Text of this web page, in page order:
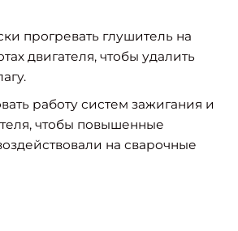
прогревать глушитель на
двигателя, чтобы удалить
работу систем зажигания и
чтобы повышенные
на сварочные